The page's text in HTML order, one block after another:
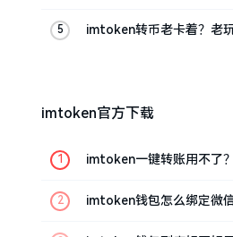
imtoken转币老卡着？老
imtoken官方下载
imtoken一键转账用不了
imtoken钱包怎么绑定微